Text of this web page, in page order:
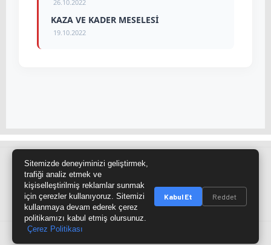
26.10.2022
KAZA VE KADER MESELESİ
19.10.2022
Site Haritası RSS Kaynağı
@cumra_postasi
Sitemizde deneyiminizi geliştirmek,
trafiği analiz etmek ve
kişiselleştirilmiş reklamlar sunmak
için çerezler kullanıyoruz. Sitemizi
kullanmaya devam ederek çerez
politikamızı kabul etmiş olursunuz.
Çerez Politikası
Kabul Et Reddet